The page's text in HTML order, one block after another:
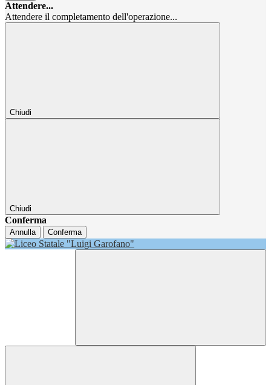
Attendere...
Attendere il completamento dell'operazione...
Chiudi
Chiudi
Conferma
Annulla Conferma